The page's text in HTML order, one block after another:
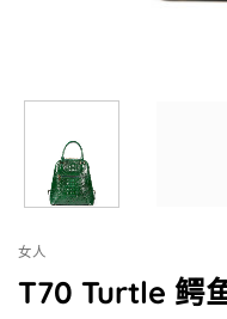
女人
T70 Turtle 鳄